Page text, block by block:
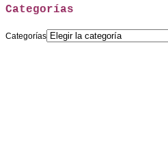
Categorías
Categorías